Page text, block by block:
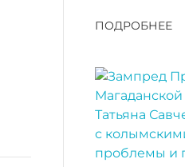
ПОДРОБНЕЕ